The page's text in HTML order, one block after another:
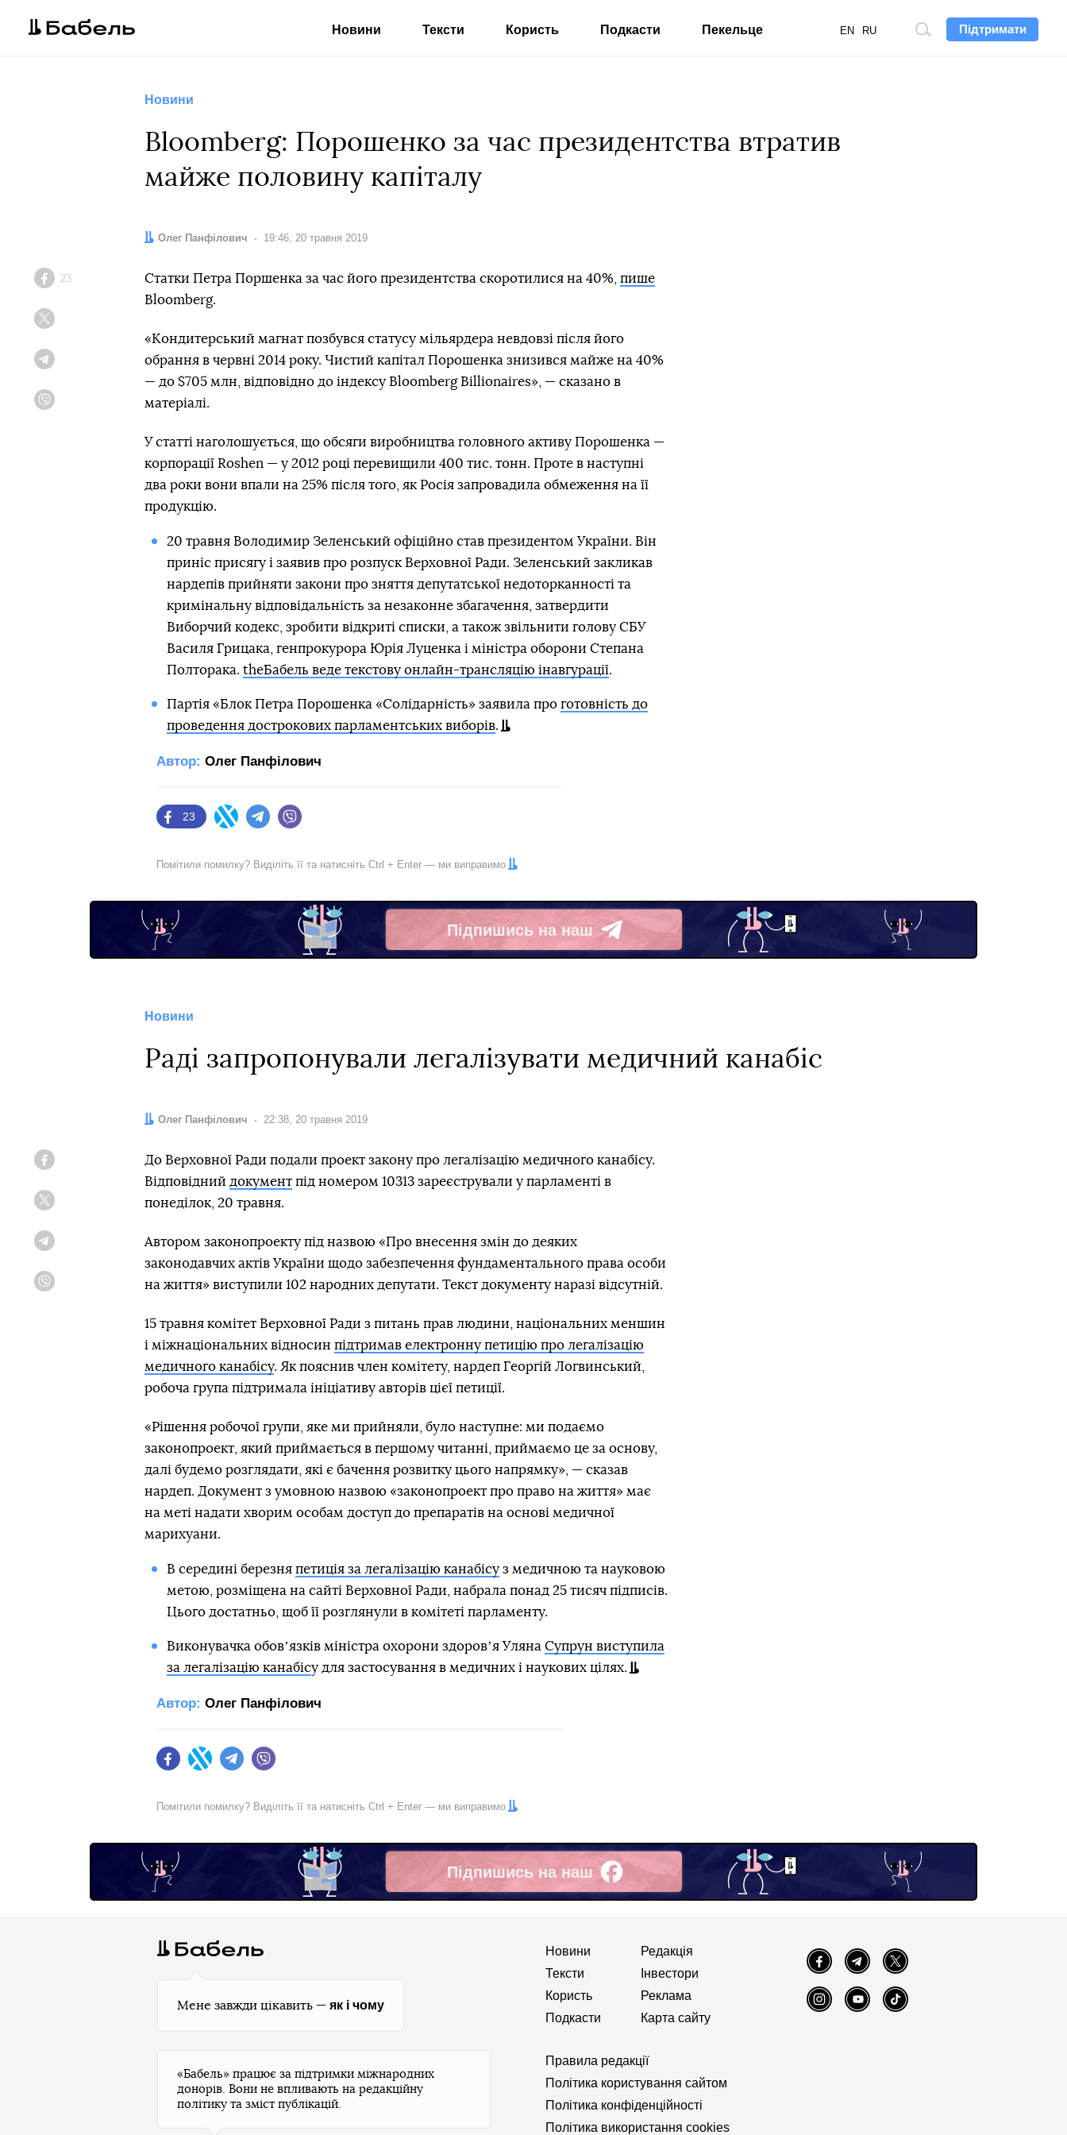
Підтримати
Пошук
EN RU
Новини Тексти Користь Подкасти Пекельце
Новини
Bloomberg: Порошенко за час президентства втратив
майже половину капіталу
Автор:
Олег Панфілович Дата:
19:46, 20 травня 2019
Facebook
23 Статки Петра Поршенка за час його президентства скоротилися на 40%, пише
Bloomberg.
«Кондитерський магнат позбувся статусу мільярдера невдовзі після його
обрання в червні 2014 року. Чистий капітал Порошенка знизився майже на 40%
— до $705 млн, відповідно до індексу Bloomberg Billionaires», — сказано в
матеріалі.
У статті наголошується, що обсяги виробництва головного активу Порошенка —
корпорації Roshen — у 2012 році перевищили 400 тис. тонн. Проте в наступні
два роки вони впали на 25% після того, як Росія запровадила обмеження на її
продукцію.
20 травня Володимир Зеленський офіційно став президентом України. Він
приніс присягу і заявив про розпуск Верховної Ради. Зеленський закликав
нардепів прийняти закони про зняття депутатської недоторканності та
кримінальну відповідальність за незаконне збагачення, затвердити
Виборчий кодекс, зробити відкриті списки, а також звільнити голову СБУ
Василя Грицака, генпрокурора Юрія Луценка і міністра оборони Степана
Полторака. theБабель веде текстову онлайн-трансляцію інавгурації.
Партія «Блок Петра Порошенка «Солідарність» заявила про готовність до
проведення дострокових парламентських виборів.
Автор: Олег Панфілович
Facebook
23
Twitter Telegram
Помітили помилку? Виділіть її та натисніть Ctrl + Enter — ми виправимо
Підпишись на наш
Telegram
Новини
Раді запропонували легалізувати медичний канабіс
Автор:
Олег Панфілович Дата:
22:38, 20 травня 2019
До Верховної Ради подали проект закону про легалізацію медичного канабісу.
Відповідний документ під номером 10313 зареєстрували у парламенті в
понеділок, 20 травня.
Автором законопроекту під назвою «Про внесення змін до деяких
законодавчих актів України щодо забезпечення фундаментального права особи
на життя» виступили 102 народних депутати. Текст документу наразі відсутній.
15 травня комітет Верховної Ради з питань прав людини, національних меншин
і міжнаціональних відносин підтримав електронну петицію про легалізацію
медичного канабісу. Як пояснив член комітету, нардеп Георгій Логвинський,
робоча група підтримала ініціативу авторів цієї петиції.
«Рішення робочої групи, яке ми прийняли, було наступне: ми подаємо
законопроект, який приймається в першому читанні, приймаємо це за основу,
далі будемо розглядати, які є бачення розвитку цього напрямку», — сказав
нардеп. Документ з умовною назвою «законопроект про право на життя» має
на меті надати хворим особам доступ до препаратів на основі медичної
марихуани.
В середині березня петиція за легалізацію канабісуз медичною та науковою
метою, розміщена на сайті Верховної Ради, набрала понад 25 тисяч підписів.
Цього достатньо, щоб її розглянули в комітеті парламенту.
Виконувачка обовʼязків міністра охорони здоровʼя Уляна Супрун виступила
за легалізацію канабісу для застосування в медичних і наукових цілях.
Автор: Олег Панфілович
FacebookTwitter Telegram
Помітили помилку? Виділіть її та натисніть Ctrl + Enter — ми виправимо
Підпишись на наш
Facebook
Мене завжди цікавить — як і чому
Новини
Тексти
Користь
Подкасти
Редакція
Інвестори
Реклама
Карта сайту
FacebookTelegram Twitter
InstagramYouTube TikTok
Правила редакції
Політика користування сайтом
Політика конфіденційності
Політика використання cookies
«Бабель» працює за підтримки міжнародних
донорів. Вони не впливають на редакційну
політику та зміст публікацій.